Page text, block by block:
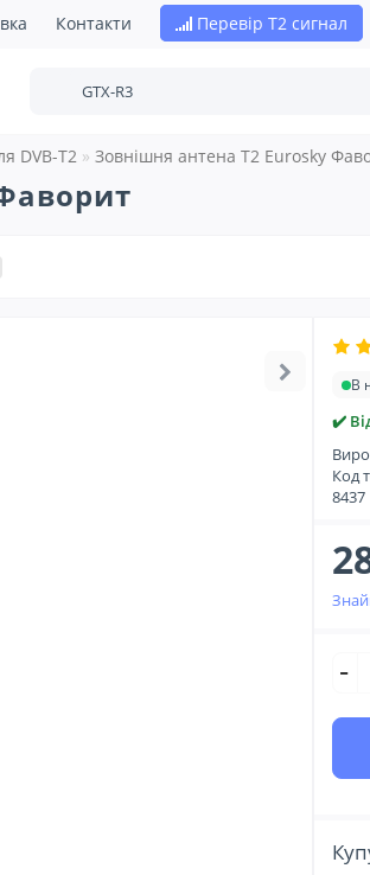
Контакти Перевір Т2 сигнал
DVB-T2 Зовнішня антена Т2 Eurosky
В
✔️
Код
8437